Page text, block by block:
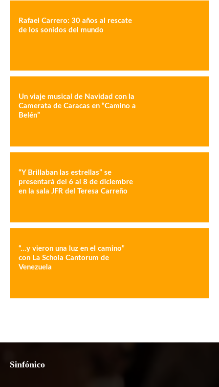
Rafael Carrero: 30 años al rescate
de los sonidos del mundo
Un viaje musical de Navidad con la
Camerata de Caracas en “Camino a
Belén”
“Y Brillaban las estrellas” se
presentará del 6 al 8 de diciembre
en la sala JFR del Teresa Carreño
“…y vieron una luz en el camino”
con La Schola Cantorum de
Venezuela
Sinfónico